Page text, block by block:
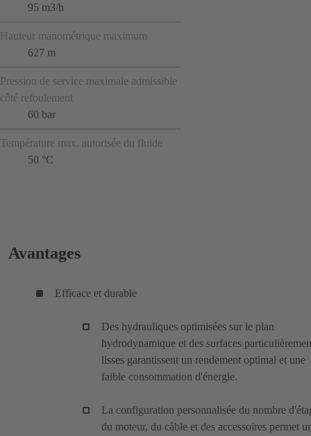
95 m3/h
Hauteur manométrique maximum
627 m
Pression de service maximale admissible
côté refoulement
60 bar
Température max. autorisée du fluide
50 °C
Avantages
Efficace et durable
Des hydrauliques optimisées sur le plan
hydrodynamique et des surfaces
lisses garantissent un rendement optimal et une
faible consommation d'énergie.
La configuration personnalisée du nombre
du moteur, du câble et des accessoires permet